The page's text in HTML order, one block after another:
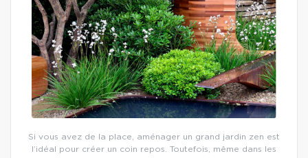
Si vous avez de la place, aménager un grand jardin zen est
l’idéal pour créer un coin repos. Toutefois, même dans les